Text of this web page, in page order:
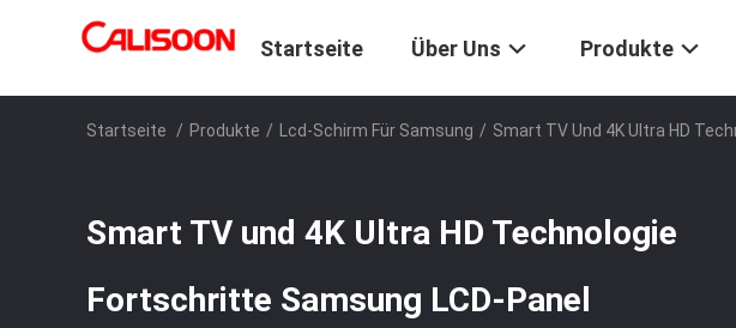
Startseite Über Uns Produkte
Startseite / Produkte / Lcd-Schirm Für Samsung / Smart TV Und 4K Ultra HD
Smart TV und 4K Ultra HD Technologie
Fortschritte Samsung LCD-Panel